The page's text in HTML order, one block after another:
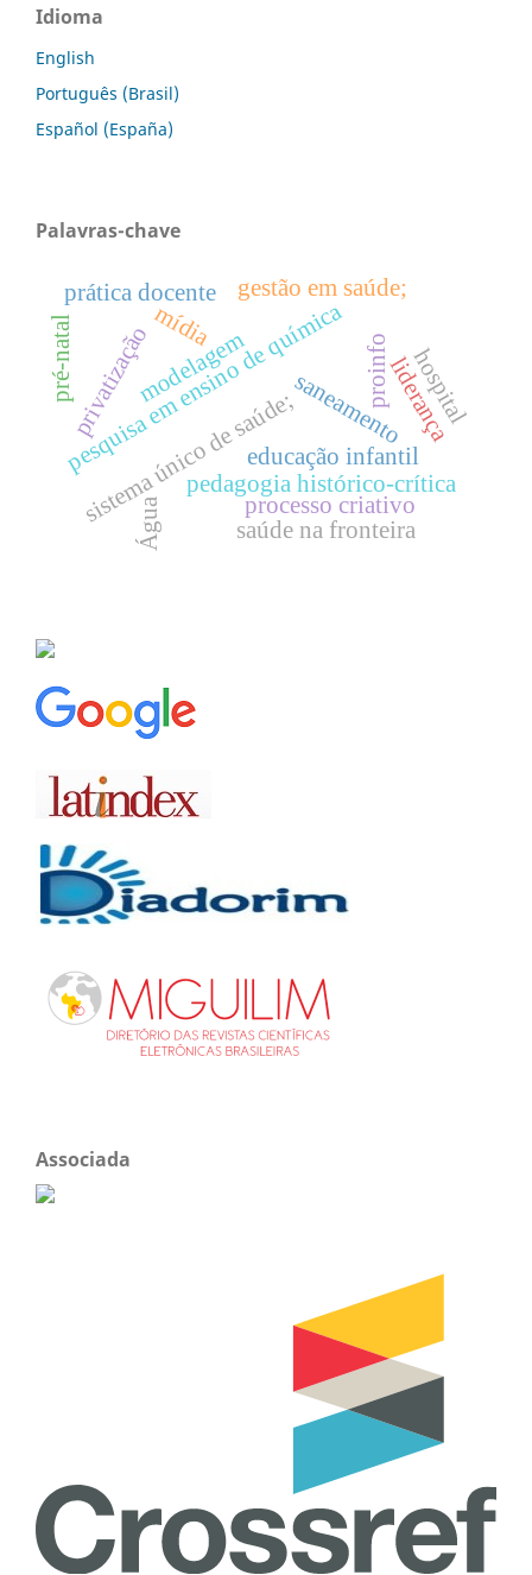
Idioma
English
Português (Brasil)
Español (España)
Palavras-chave
pesquisa em ensino de químicasaneamento
sistema único de saúde;pedagogia histórico-crítica
educação infantil
processo criativo
modelagem
privatização
Água
gestão em saúde;
mídia
proinfo
prática docente
liderança
hospital
pré-natal
saúde na fronteira
Associada